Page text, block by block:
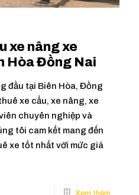
xe nâng xe
Hòa Đồng Nai
đầu tại Biên Hòa, Đồng
xe cẩu, xe nâng, xe
chuyên nghiệp và
tôi cam kết mang đến
xe tốt nhất với mức giá